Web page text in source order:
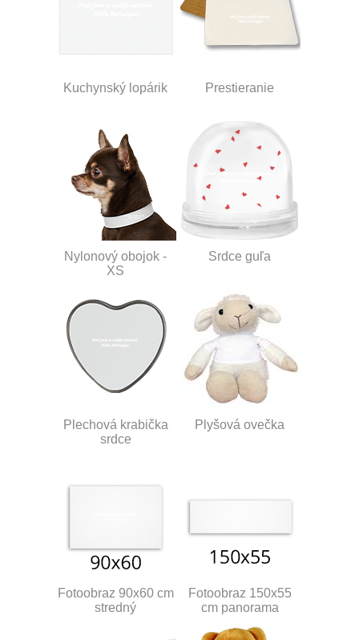
Kuchynský lopárik Prestieranie
Nylonový obojok -
XS
Srdce guľa
Plechová krabička
srdce
Plyšová ovečka
Fotoobraz 90x60 cm
stredný
Fotoobraz 150x55
cm panorama